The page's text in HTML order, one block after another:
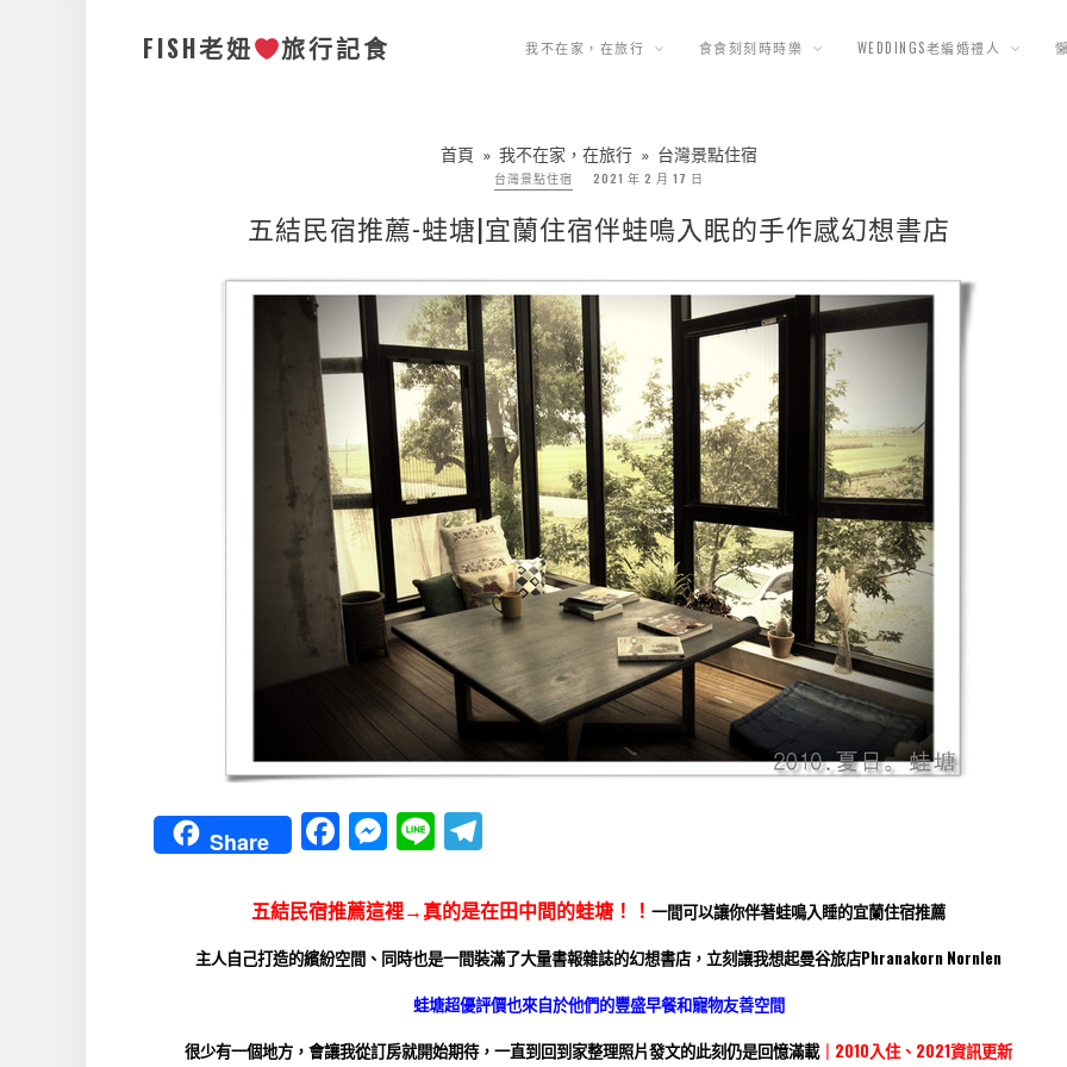
FISH老妞 旅行記食 我不在家，在旅行 食食刻刻時時樂 WEDDINGS老編婚禮人
首頁 » 我不在家，在旅行» 台灣景點住宿
台灣景點住宿
2021 年 2 月 17 日
五結民宿推薦-蛙塘|宜蘭住宿伴蛙鳴入眠的手作感幻想書店
Share Facebook
Messenger
Line
五結民宿推薦這裡→真的是在田中間的蛙塘！！ 一間可以讓你伴著蛙鳴入睡的宜蘭住宿推薦
主人自己打造的繽紛空間、同時也是一間裝滿了大量書報雜誌的幻想書店，立刻讓我想起曼谷旅店Phranakorn Nornlen
蛙塘超優評價也來自於他們的豐盛早餐和寵物友善空間
很少有一個地方，會讓我從訂房就開始期待，一直到回到家整理照片發文的此刻仍是回憶滿載｜2010入住、2021資訊更新